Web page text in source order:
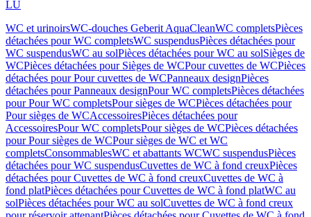
LU
WC et urinoirsWC-douches Geberit AquaCleanWC completsPièces
détachées pour WC completsWC suspendusPièces détachées pour
WC suspendusWC au solPièces détachées pour WC au solSièges de
WCPièces détachées pour Sièges de WCPour cuvettes de WCPièces
détachées pour Pour cuvettes de WCPanneaux designPièces
détachées pour Panneaux designPour WC completsPièces détachées
pour Pour WC completsPour sièges de WCPièces détachées pour
Pour sièges de WCAccessoiresPièces détachées pour
AccessoiresPour WC completsPour sièges de WCPièces détachées
pour Pour sièges de WCPour sièges de WC et WC
completsConsommablesWC et abattants WCWC suspendusPièces
détachées pour WC suspendusCuvettes de WC à fond creuxPièces
détachées pour Cuvettes de WC à fond creuxCuvettes de WC à
fond platPièces détachées pour Cuvettes de WC à fond platWC au
solPièces détachées pour WC au solCuvettes de WC à fond creux